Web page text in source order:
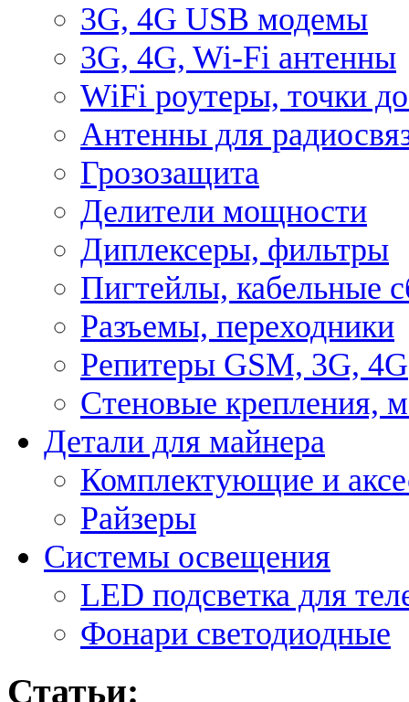
3G, 4G USB модемы
3G, 4G, Wi-Fi антенны
WiFi роутеры, точки
Антенны для
Грозозащита
Делители мощности
Диплексеры, фильтры
Пигтейлы, кабельные
Разъемы, переходники
Репитеры GSM, 3G, 4G
Стеновые крепления,
Детали для майнера
Комплектующие и
Райзеры
Системы освещения
LED подсветка для
Фонари светодиодные
Статьи: